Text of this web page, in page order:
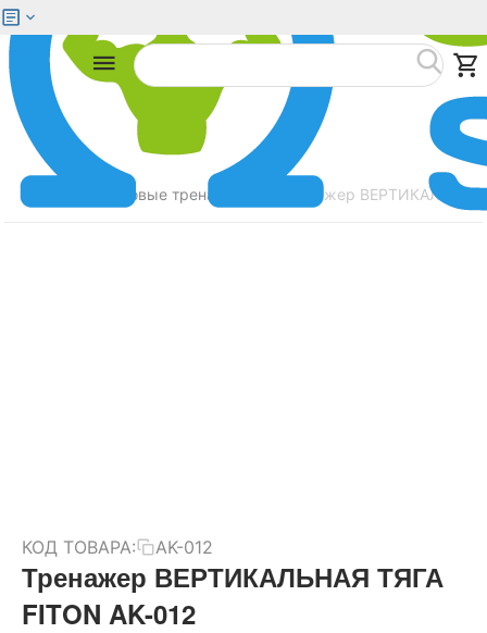
Силовые тренажеры Тренажер ВЕРТИКАЛЬНАЯ
КОД ТОВАРА: AK-012
Тренажер ВЕРТИКАЛЬНАЯ ТЯГА
FITON AK-012
Меню Найти